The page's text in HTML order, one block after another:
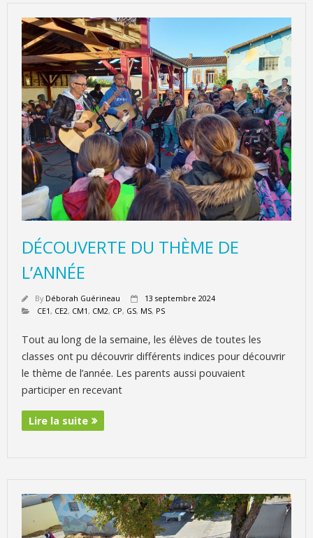
DÉCOUVERTE DU THÈME DE
L’ANNÉE
By Déborah Guérineau
13 septembre 2024
CE1 , CE2, CM1 , CM2, CP, GS, MS, PS
Tout au long de la semaine, les élèves de toutes les
classes ont pu découvrir différents indices pour découvrir
le thème de l’année. Les parents aussi pouvaient
participer en recevant
Lire la suite